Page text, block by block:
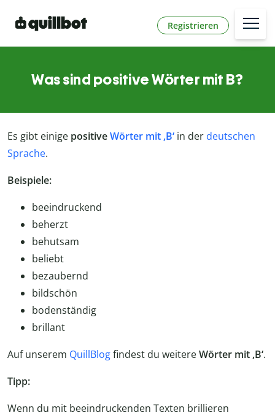
Registrieren
Was sind positive Wörter mit B?
Es gibt einige positiveWörter mit ‚B‘ in der deutschen
Sprache.
Beispiele:
beeindruckend
beherzt
behutsam
beliebt
bezaubernd
bildschön
bodenständig
brillant
Auf unserem QuillBlogfindest du weitereWörter mit ‚B‘.
Tipp:
Wenn du mit beeindruckenden Texten brillieren